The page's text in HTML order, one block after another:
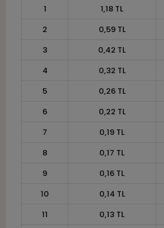
1
1,18 TL
2
0,59 TL
3
0,42 TL
4
0,32 TL
5
0,26 TL
6
0,22 TL
7
0,19 TL
8
0,17 TL
9
0,16 TL
10
0,14 TL
11
0,13 TL